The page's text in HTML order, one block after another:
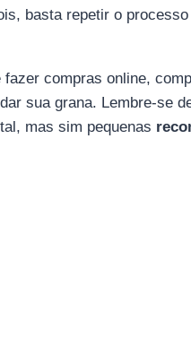
basta repetir o
compras online,
sua grana. Lembre-se
mas sim pequenas